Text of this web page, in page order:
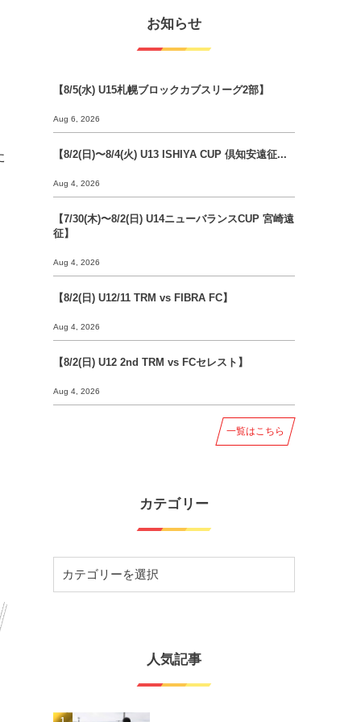
お知らせ
【8/5(水) U15札幌ブロックカブスリーグ2部】
Aug 6, 2026
【8/2(日)〜8/4(火) U13 ISHIYA CUP 倶知安遠征...
Aug 4, 2026
【7/30(木)〜8/2(日) U14ニューバランスCUP 宮崎遠
征】
Aug 4, 2026
【8/2(日) U12/11 TRM vs FIBRA FC】
Aug 4, 2026
【8/2(日) U12 2nd TRM vs FCセレスト】
Aug 4, 2026
一覧はこちら
カテゴリー
人気記事
1